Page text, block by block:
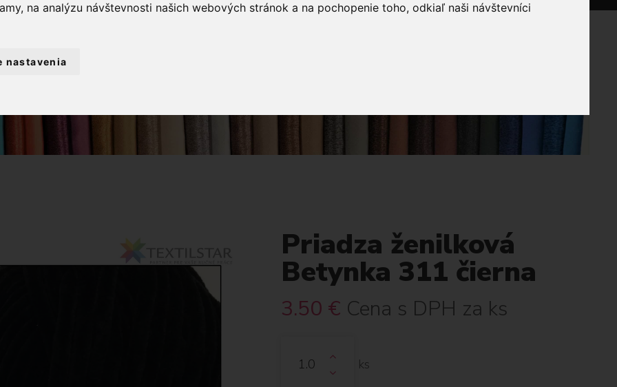
na analýzu návštevnosti našich webových stránok a na pochopenie toho, odkiaľ naši návštevníci
nastavenia
Priadza ženilková
Betynka 311 čierna
3.50 € Cena s DPH za ks
ks